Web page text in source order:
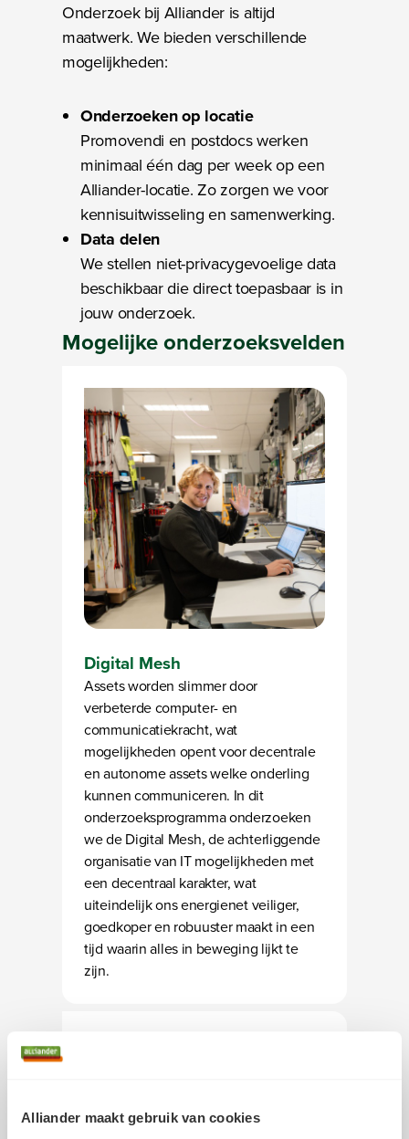
Alliander maakt gebruik van cookies
Onderzoek bij Alliander is altijd
maatwerk. We bieden verschillende
mogelijkheden:
Onderzoeken op locatie
Promovendi en postdocs werken
minimaal één dag per week op een
Alliander-locatie. Zo zorgen we voor
kennisuitwisseling en samenwerking.
Data delen
We stellen niet-privacygevoelige data
beschikbaar die direct toepasbaar is in
jouw onderzoek.
Mogelijkeonderzoeksvelden
Digital Mesh
Assets worden slimmer door
verbeterde computer- en
communicatiekracht, wat
mogelijkheden opent voor decentrale
en autonome assets welke onderling
kunnen communiceren. In dit
onderzoeksprogramma onderzoeken
we de Digital Mesh, de achterliggende
organisatie van IT mogelijkheden met
een decentraal karakter, wat
uiteindelijk ons energienet veiliger,
goedkoper en robuuster maakt in een
tijd waarin alles in beweging lijkt te
zijn.